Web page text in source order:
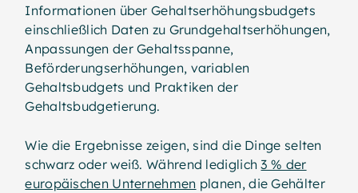
Informationen über Gehaltserhöhungsbudgets
einschließlich Daten zu Grundgehaltserhöhungen,
Anpassungen der Gehaltsspanne,
Beförderungserhöhungen, variablen
Gehaltsbudgets und Praktiken der
Gehaltsbudgetierung.
Wie die Ergebnisse zeigen, sind die Dinge selten
schwarz oder weiß. Während lediglich3 % der
europäischen Unternehmen planen, die Gehälter